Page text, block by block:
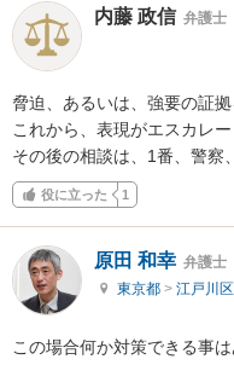
内藤 政信 弁護士
脅迫、あるいは、強要の証
これから、表現がエスカレ
その後の相談は、1番、警察
役に立った 1
原田 和幸 弁護士
東京都 > 江戸川区
この場合何か対策できる事